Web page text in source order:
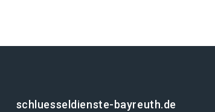
schluesseldienste-bayreuth.de